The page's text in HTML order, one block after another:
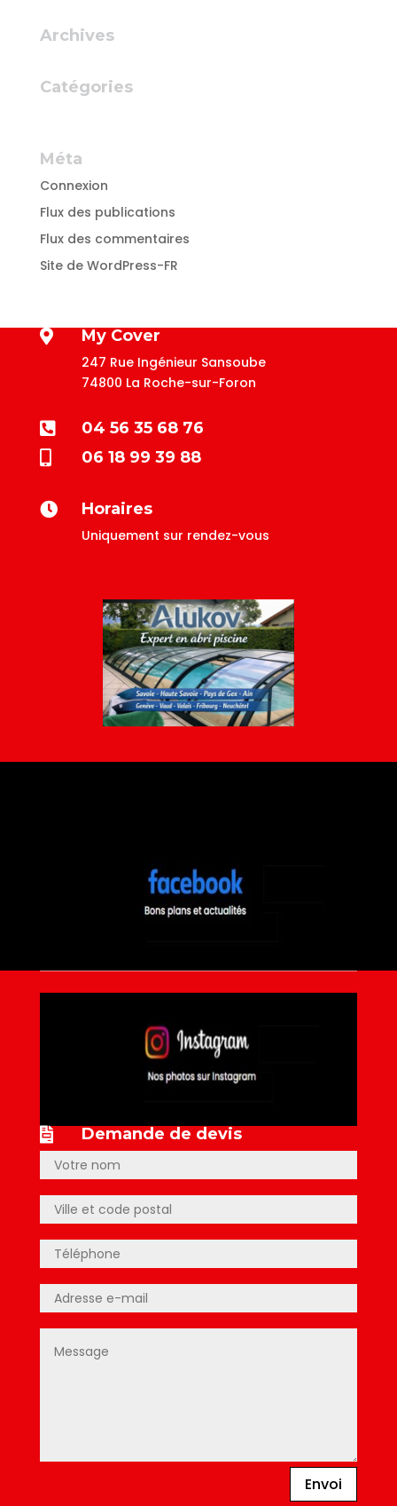
Archives
Catégories
Méta
Connexion
Flux des publications
Flux des commentaires
Site de WordPress-FR
 My Cover
247 Rue Ingénieur Sansoube
74800 La Roche-sur-Foron
 04 56 35 68 76
 06 18 99 39 88
 Horaires
Uniquement sur rendez-vous
 Demande de devis
Envoi